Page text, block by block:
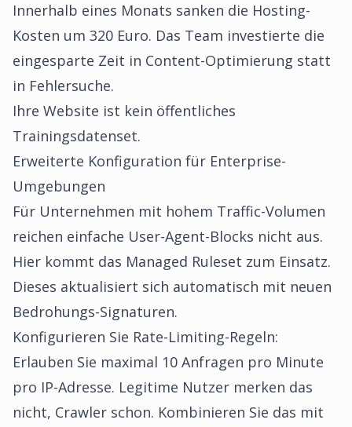
Innerhalb eines Monats sanken die Hosting-
Kosten um 320 Euro. Das Team investierte die
eingesparte Zeit in Content-Optimierung statt
in Fehlersuche.
Ihre Website ist kein öffentliches
Trainingsdatenset.
Erweiterte Konfiguration für Enterprise-
Umgebungen
Für Unternehmen mit hohem Traffic-Volumen
reichen einfache User-Agent-Blocks nicht aus.
Hier kommt das Managed Ruleset zum Einsatz.
Dieses aktualisiert sich automatisch mit neuen
Bedrohungs-Signaturen.
Konfigurieren Sie Rate-Limiting-Regeln:
Erlauben Sie maximal 10 Anfragen pro Minute
pro IP-Adresse. Legitime Nutzer merken das
nicht, Crawler schon. Kombinieren Sie das mit